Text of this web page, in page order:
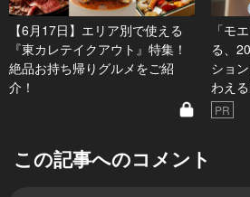
【6月17日】エリア別で使える
『東カレテイクアウト』特集！
絶品お持ち帰りグルメをご紹
介！
「モ
る、
ショ
わえ
PR
この記事へのコメント